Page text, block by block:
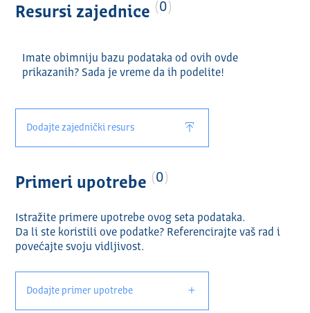
Resursi zajednice 0
Imate obimniju bazu podataka od ovih ovde
prikazanih? Sada je vreme da ih podelite!
Dodajte zajednički resurs
Primeri upotrebe 0
Istražite primere upotrebe ovog seta podataka.
Da li ste koristili ove podatke? Referencirajte vaš rad i
povećajte svoju vidlјivost.
Dodajte primer upotrebe